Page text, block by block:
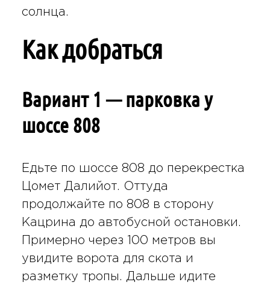
солнца.
Как добраться
Вариант 1 — парковка у
шоссе 808
Едьте по шоссе 808 до перекрестка
Цомет Далийот. Оттуда
продолжайте по 808 в сторону
Кацрина до автобусной остановки.
Примерно через 100 метров вы
увидите ворота для скота и
разметку тропы. Дальше идите